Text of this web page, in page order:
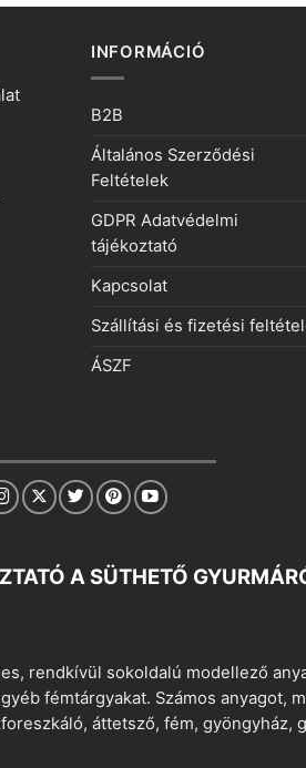
INFORMÁCIÓ
B2B
Általános Szerződési
Feltételek
GDPR Adatvédelmi
tájékoztató
Kapcsolat
Szállítási és fizetési
ÁSZF
A SÜTHETŐ
rendkívül sokoldalú modellező
fémtárgyakat. Számos anyagot,
áttetsző, fém, gyöngyház,